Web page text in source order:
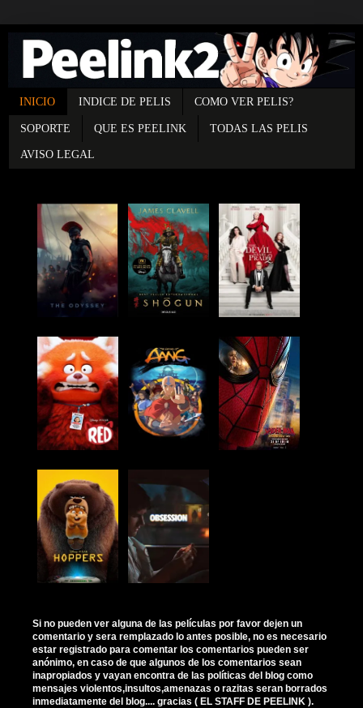
INICIO INDICE DE PELIS COMO VER PELIS?
SOPORTE QUE ES PEELINK TODAS LAS PELIS
AVISO LEGAL
Si no pueden ver alguna de las películas por favor dejen un
comentario y sera remplazado lo antes posible, no es necesario
estar registrado para comentar los comentarios pueden ser
anónimo, en caso de que algunos de los comentarios sean
inapropiados y vayan encontra de las políticas del blog como
mensajes violentos,insultos,amenazas o razitas seran borrados
inmediatamente del blog.... gracias ( EL STAFF DE PEELINK ).